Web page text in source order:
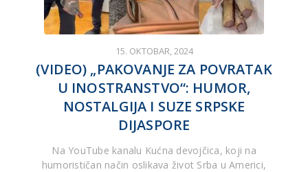
15. OKTOBAR, 2024
(VIDEO) „PAKOVANJE ZA POVRATAK
U INOSTRANSTVO“: HUMOR,
NOSTALGIJA I SUZE SRPSKE
DIJASPORE
Na YouTube kanalu Kućna devojčica, koji na
humorističan način oslikava život Srba u Americi,